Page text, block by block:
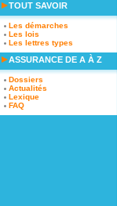
TOUT SAVOIR
Les démarches
Les lois
Les lettres types
ASSURANCE DE A À Z
Dossiers
Actualités
Lexique
FAQ